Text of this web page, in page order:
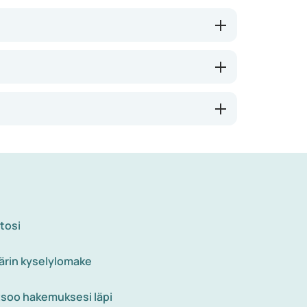
herkkiä tietynlaisille antibiooteille.
kyselylomake
hakemuksesi läpi